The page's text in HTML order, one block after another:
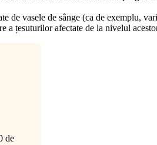
de vasele de sânge (ca de exemplu,
a țesuturilor afectate de la nivelul
de